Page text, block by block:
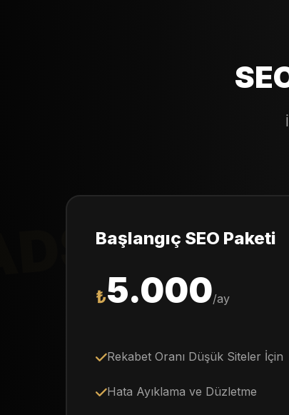
ADSBaşlangıç SEO Paketi
₺5.000/ay
Rekabet Oranı Düşük Siteler İçin
Hata Ayıklama ve Düzletme